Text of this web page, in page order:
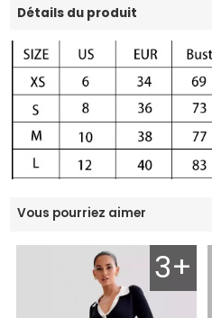
Détails du produit
Vous pourriez aimer
3+